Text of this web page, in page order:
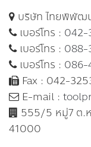
บริษัท ไทยพิพัฒ
เบอร์โทร : 042-
เบอร์โทร : 088-
เบอร์โทร : 086-
Fax : 042-
E-mail :
555/5 หมู่7 ต.
41000